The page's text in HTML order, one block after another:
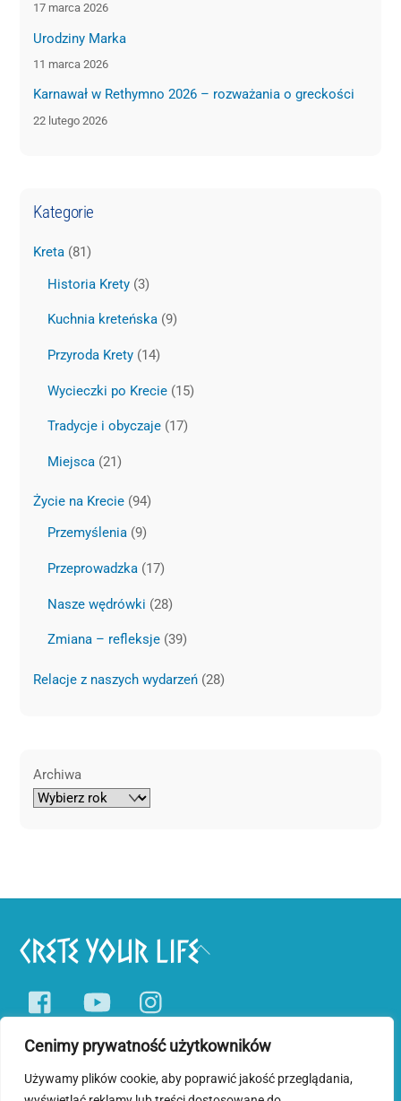
Cenimy prywatność użytkowników
Używamy plików cookie, aby poprawić jakość przeglądania,
17 marca 2026
Urodziny Marka
11 marca 2026
Karnawał w Rethymno 2026 – rozważania o greckości
22 lutego 2026
Kategorie
Kreta (81)
Historia Krety(3)
Kuchnia kreteńska(9)
Przyroda Krety(14)
Wycieczki po Krecie(15)
Tradycje i obyczaje(17)
Miejsca(21)
Życie na Krecie (94)
Przemyślenia(9)
Przeprowadzka(17)
Nasze wędrówki (28)
Zmiana – refleksje(39)
Relacje z naszych wydarzeń (28)
Archiwa
Back
Facebook YouTube
Pobyty tematyczne Wycieczki jednodniowe
Blog o Krecie